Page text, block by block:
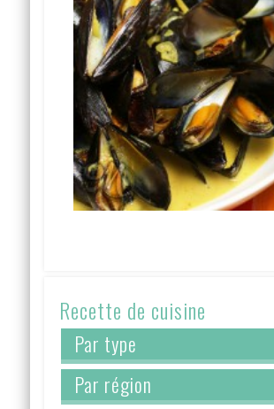
Recette de cuisine
Par type
Par région